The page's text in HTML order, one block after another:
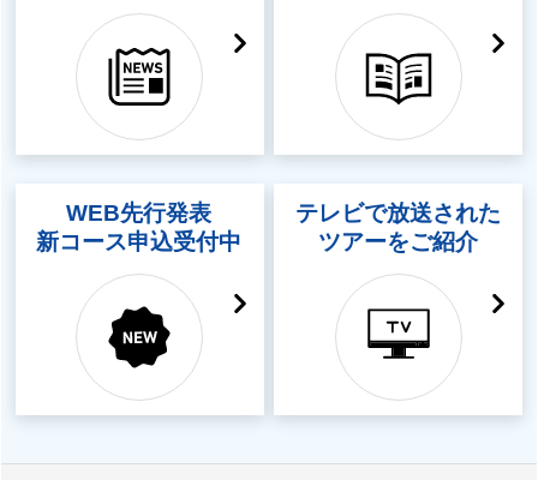
WEB先行発表
新コース申込受付中
テレビで放送された
ツアーをご紹介